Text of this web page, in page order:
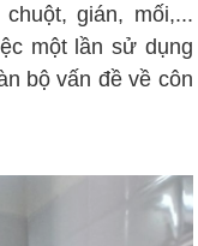
gián, mối,...
một lần sử dụng
bộ vấn đề về côn